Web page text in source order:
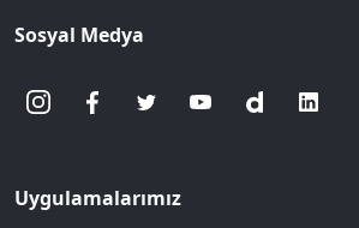
Sosyal Medya
Uygulamalarımız